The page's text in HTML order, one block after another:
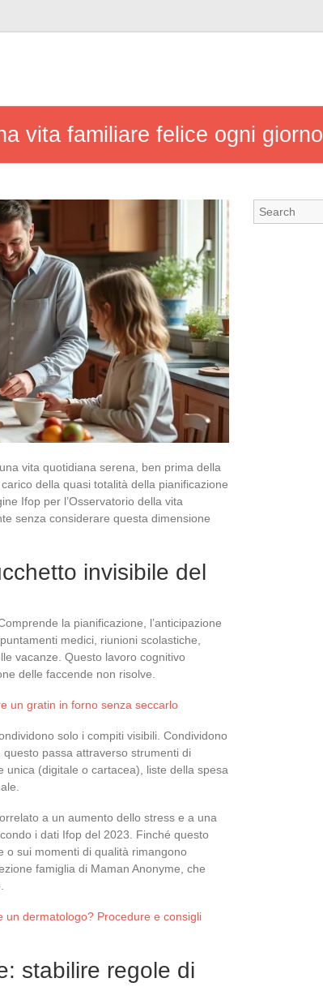
vita familiare felice ogni giorno
vita quotidiana serena, ben prima della
della quasi totalità della pianificazione
Ifop per l’Osservatorio della vita
senza considerare questa dimensione
invisibile del
la pianificazione, l’anticipazione
medici, riunioni scolastiche,
vacanze. Questo lavoro cognitivo
delle faccende non risolve.
un gratin in forno senza seccarlo
solo i compiti visibili. Condividono
passa attraverso strumenti di
unica (digitale o cartacea), liste della spesa
a un aumento dello stress e a una
i dati Ifop del 2023. Finché questo
o sui momenti di qualità rimangono
famiglia di Maman Anonyme, che
un dermatologo? Procedure e consigli
stabilire regole di